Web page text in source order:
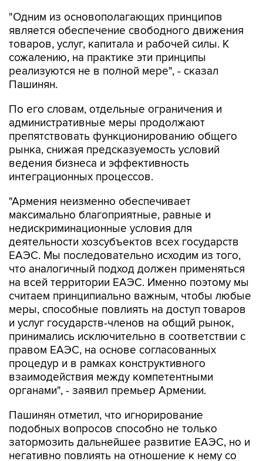
товаров, услуг, капитала и рабочей силы. К
сожалению, на практике эти принципы
реализуются не в полной мере", - сказал
Пашинян.
По его словам, отдельные ограничения и
препятствовать функционированию общего
рынка, снижая предсказуемость условий
ведения бизнеса и эффективность
интеграционных процессов.
"Армения неизменно обеспечивает
недискриминационные условия для
деятельности хозсубъектов всех государств
ЕАЭС. Мы последовательно исходим из того,
что аналогичный подход должен применяться
на всей территории ЕАЭС. Именно поэтому мы
считаем принципиально важным, чтобы любые
меры, способные повлиять на доступ товаров
и услуг государств-членов на общий рынок,
принимались исключительно в соответствии с
правом ЕАЭС, на основе согласованных
процедур и в рамках конструктивного
взаимодействия между компетентными
органами", - заявил премьер Армении.
Пашинян отметил, что игнорирование
затормозить дальнейшее развитие ЕАЭС, но и
негативно повлиять на отношение к нему со
стороны граждан и делового сообщества